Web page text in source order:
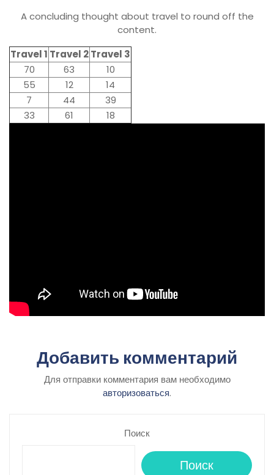
A concluding thought about travel to round off the
content.
Travel 1 Travel 2Travel 3
70
63
10
55
12
14
7
44
39
33
61 18
Добавить комментарий
Для отправки комментария вам необходимо
авторизоваться.
Поиск
Поиск